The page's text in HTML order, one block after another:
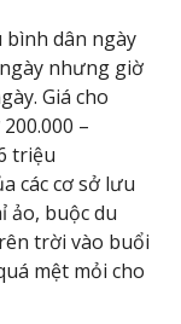
dân ngày
nhưng giờ
Giá cho
–
triệu
các cơ sở lưu
ảo, buộc du
trời vào buổi
mệt mỏi cho